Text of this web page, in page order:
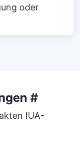
oder
#
IUA-